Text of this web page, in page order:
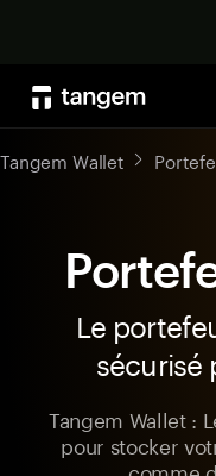
Tangem Wallet
Le
sécurisé
Tangem Wallet :
pour stocker